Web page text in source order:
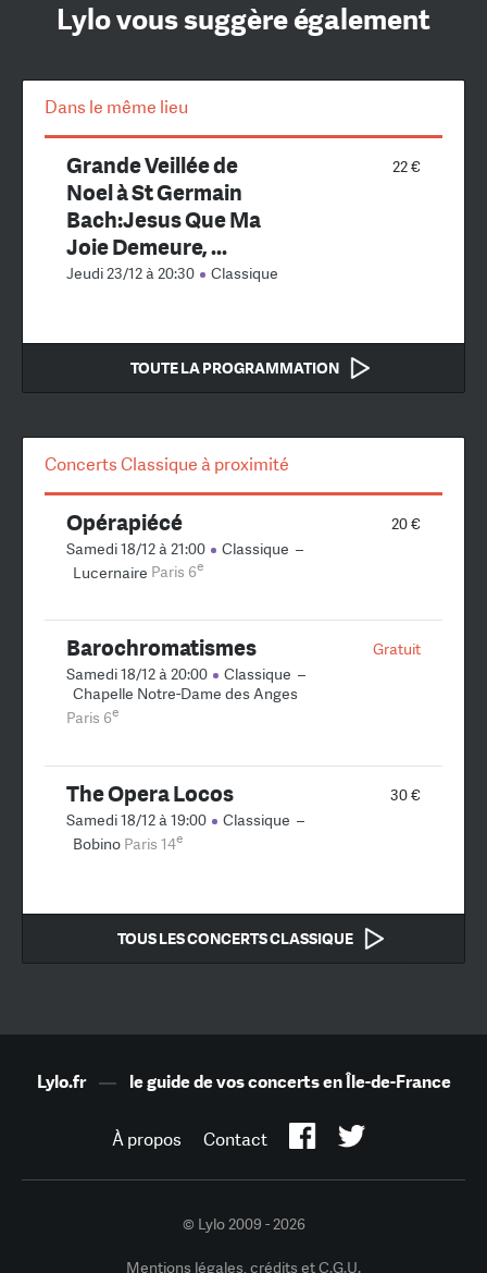
Lylo vous suggère également
Dans le même lieu
22 €
Grande Veillée de
Noel à St Germain
Bach:Jesus Que Ma
Joie Demeure, ...
Jeudi 23/12 à 20:30 Classique
TOUTE LA PROGRAMMATION
Concerts Classique à proximité
20 €
Opérapiécé
Samedi 18/12 à 21:00 Classique –
Lucernaire Paris 6e
Gratuit
Barochromatismes
Samedi 18/12 à 20:00 Classique –
Chapelle Notre-Dame des Anges
Paris 6e
30 €
The Opera Locos
Samedi 18/12 à 19:00 Classique –
Bobino Paris 14e
TOUS LES CONCERTS CLASSIQUE
Lylo.fr— le guide de vos concerts en Île-de-France
À propos Contact
© Lylo 2009 - 2026
Mentions légales, crédits et C.G.U.